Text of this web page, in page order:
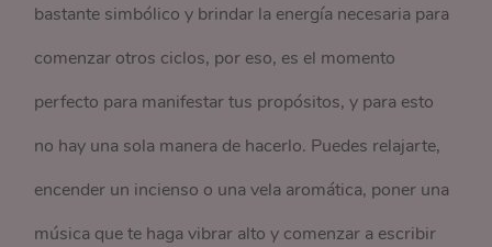
bastante simbólico y brindar la energía necesaria para
comenzar otros ciclos, por eso, es el momento
perfecto para manifestar tus propósitos, y para esto
no hay una sola manera de hacerlo. Puedes relajarte,
encender un incienso o una vela aromática, poner una
música que te haga vibrar alto y comenzar a escribir